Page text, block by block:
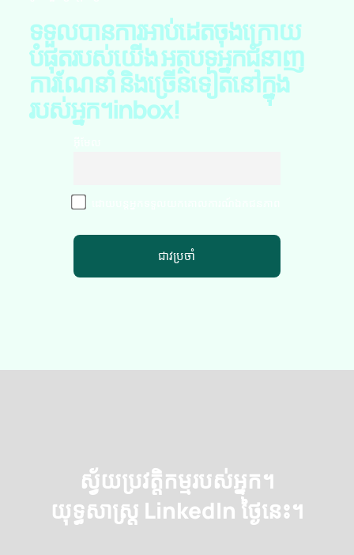
ចូលរួមព្រឹត្តិប័ត្រព័ត៌មានរបស់យើង
ទទួលបានការអាប់ដេតចុងក្រោយ
បំផុតរបស់យើង អត្ថបទអ្នកជំនាញ
អ៊ីមែល
ដោយបន្តអ្នកទទួលយកគោលការណ៍ឯកជនភាព